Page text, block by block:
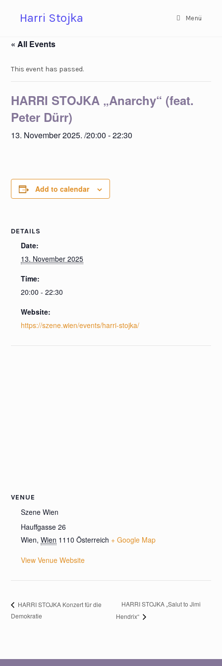
Harri Stojka Menü
« All Events
This event has passed.
HARRI STOJKA „Anarchy“ (feat.
Peter Dürr)
13. November 2025. /20:00 -22:30
Add to calendar
DETAILS
Date:
13. November 2025
Time:
20:00 - 22:30
Website:
https://szene.wien/events/harri-stojka/
VENUE
Szene Wien
Hauffgasse 26
Wien, Wien 1110 Österreich + Google Map
View Venue Website
HARRI STOJKA Konzert für die
Demokratie
HARRI STOJKA „Salut to Jimi
Hendrix“